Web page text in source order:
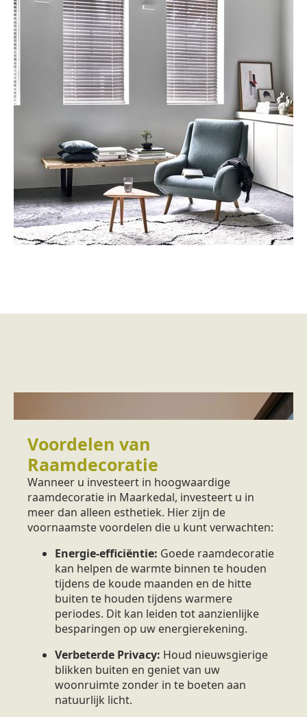
Voordelen van
Raamdecoratie
Wanneer u investeert in hoogwaardige
raamdecoratie in Maarkedal, investeert u in
meer dan alleen esthetiek. Hier zijn de
voornaamste voordelen die u kunt verwachten:
Energie-efficiëntie: Goede raamdecoratie
kan helpen de warmte binnen te houden
tijdens de koude maanden en de hitte
buiten te houden tijdens warmere
periodes. Dit kan leiden tot aanzienlijke
besparingen op uw energierekening.
Verbeterde Privacy: Houd nieuwsgierige
blikken buiten en geniet van uw
woonruimte zonder in te boeten aan
natuurlijk licht.